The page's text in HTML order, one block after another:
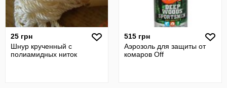
25 грн
Шнур крученный с
полиамидных ниток
515 грн
Аэрозоль для защиты от
комаров Off